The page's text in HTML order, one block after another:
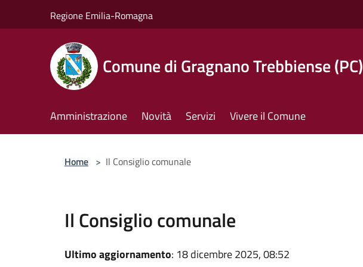
Regione Emilia-Romagna
Comune di Gragnano Trebbiense (PC)
Amministrazione Novità Servizi Vivere il Comune
Home > Il Consiglio comunale
Il Consiglio comunale
Ultimo aggiornamento: 18 dicembre 2025, 08:52